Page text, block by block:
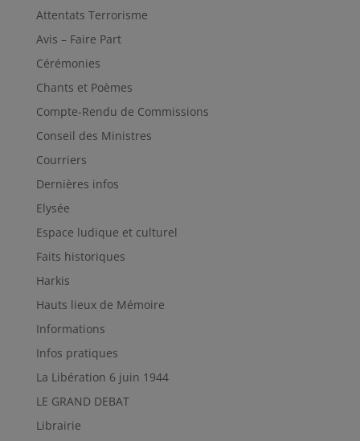
Attentats Terrorisme
Avis – Faire Part
Cérémonies
Chants et Poèmes
Compte-Rendu de Commissions
Conseil des Ministres
Courriers
Dernières infos
Elysée
Espace ludique et culturel
Faits historiques
Harkis
Hauts lieux de Mémoire
Informations
Infos pratiques
La Libération 6 juin 1944
LE GRAND DEBAT
Librairie